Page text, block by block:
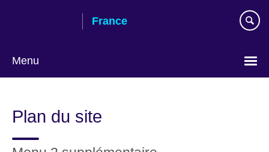
France
Menu
language
Plan du site